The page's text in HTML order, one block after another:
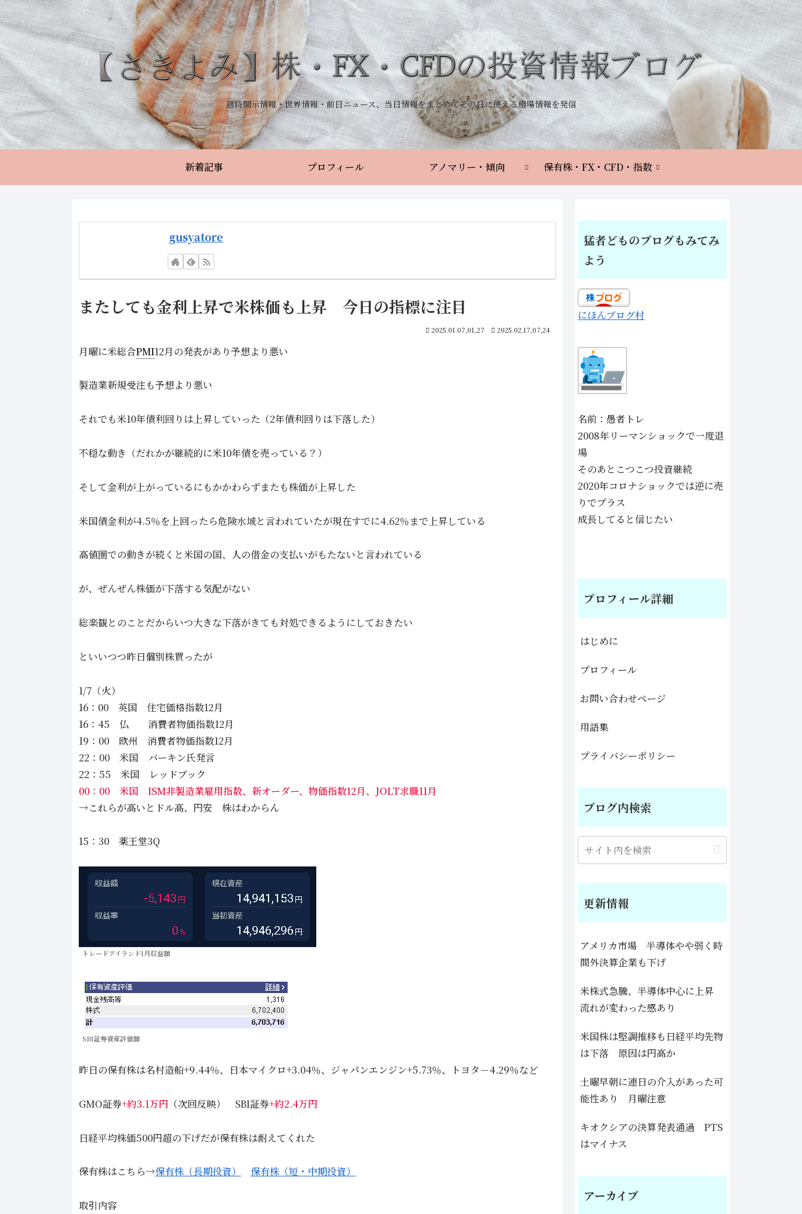
適時開示情報・世界情報・前日ニュース、当日情報をまとめてその日に使える相場情報を発信
新着記事 プロフィール アノマリー・傾向 保有株・FX・CFD・指数
gusyatore
またしても金利上昇で米株価も上昇 今日の指標に注目
2025.01.07,01,27 2025.02.17,07,24
月曜に米総合PMI12月の発表があり予想より悪い
製造業新規受注も予想より悪い
それでも米10年債利回りは上昇していった（2年債利回りは下落した）
不穏な動き（だれかが継続的に米10年債を売っている？）
そして金利が上がっているにもかかわらずまたも株価が上昇した
米国債金利が4.5％を上回ったら危険水域と言われていたが現在すでに4.62％まで上昇している
高値圏での動きが続くと米国の国、人の借金の支払いがもたないと言われている
が、ぜんぜん株価が下落する気配がない
総楽観とのことだからいつ大きな下落がきても対処できるようにしておきたい
といいつつ昨日個別株買ったが
1/7（火）
16：00 英国 住宅価格指数12月
16：45 仏 消費者物価指数12月
19：00 欧州 消費者物価指数12月
22：00 米国 バーキン氏発言
22：55 米国 レッドブック
00：00 米国 ISM非製造業雇用指数、新オーダー、物価指数12月、JOLT求職11月
→これらが高いとドル高、円安 株はわからん
15：30 薬王堂3Q
トレードアイランド1月収益額
SBI証券資産評価額
昨日の保有株は名村造船+9.44％、日本マイクロ+3.04％、ジャパンエンジン+5.73％、トヨタ－4.29％など
GMO証券+約3.1万円 （次回反映） SBI証券+約2.4万円
日経平均株価500円超の下げだが保有株は耐えてくれた
保有株はこちら→保有株（長期投資） 保有株（短・中期投資）
取引内容
猛者どものブログもみてみ
よう
にほんブログ村
名前：愚者トレ
2008年リーマンショックで一度退
場
そのあとこつこつ投資継続
2020年コロナショックでは逆に売
りでプラス
成長してると信じたい
プロフィール詳細
はじめに
プロフィール
お問い合わせページ
用語集
プライバシーポリシー
ブログ内検索
更新情報
アメリカ市場 半導体やや弱く時
間外決算企業も下げ
米株式急騰、半導体中心に上昇
流れが変わった感あり
米国株は堅調推移も日経平均先物
は下落 原因は円高か
土曜早朝に連日の介入があった可
能性あり 月曜注意
キオクシアの決算発表通過 PTS
はマイナス
アーカイブ